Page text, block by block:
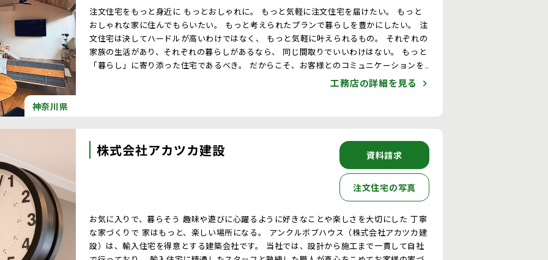
神奈川県
注文住宅をもっと身近に もっとおしゃれに。 もっと気軽に注文住宅を届けたい。 もっと
おしゃれな家に住んでもらいたい。 もっと考えられたプランで暮らしを豊かにしたい。 注
文住宅は決してハードルが高いわけではなく、 もっと気軽に叶えられるもの。 それぞれの
家族の生活があり、それぞれの暮らしがあるなら、 同じ間取りでいいわけはない。 もっと
「暮らし」に寄り添った住宅であるべき。 だからこそ、お客様とのコミュニケーションを
大切にして、 １邸１邸、丁寧にデザイン、プランをしていきます。
工務店の詳細を見る
株式会社アカツカ建設 資料請求
注文住宅の写真
お気に入りで、暮らそう 趣味や遊びに心躍るように好きなことや楽しさを大切にした 丁寧
な家づくりで 家はもっと、楽しい場所になる。 アンクルボブハウス（株式会社アカツカ建
設）は、輸入住宅を得意とする建築会社です。 当社では、設計から施工まで一貫して自社